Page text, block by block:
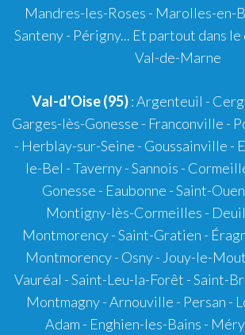
Mandres-les-Roses - Marolles-en-
Santeny - Périgny... Et partout dans
Val-de-Marne
Val-d'Oise (95): Argenteuil -
Garges-lès-Gonesse - Franconville -
- Herblay-sur-Seine - Goussainville -
le-Bel - Taverny - Sannois -
Gonesse - Eaubonne - Saint-
Montigny-lès-Cormeilles -
Montmorency - Saint-Gratien -
Montmorency - Osny - Jouy-le-
Vauréal - Saint-Leu-la-Forêt - Saint-
Montmagny - Arnouville - Persan -
Adam - Enghien-les-Bains -